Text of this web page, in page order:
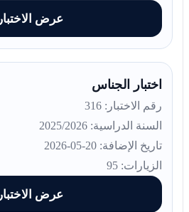
عرض الاختبار
اختبار الجناس
رقم الاختبار: 316
السنة الدراسية: 2025/2026
تاريخ الإضافة: 20-05-2026
الزيارات: 95
عرض الاختبار